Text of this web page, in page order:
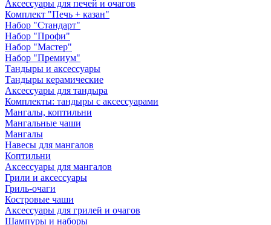
Аксессуары для печей и очагов
Комплект "Печь + казан"
Набор "Стандарт"
Набор "Профи"
Набор "Мастер"
Набор "Премиум"
Тандыры и аксессуары
Тандыры керамические
Аксессуары для тандыра
Комплекты: тандыры с аксессуарами
Мангалы, коптильни
Мангальные чаши
Мангалы
Навесы для мангалов
Коптильни
Аксессуары для мангалов
Грили и аксессуары
Гриль-очаги
Костровые чаши
Аксессуары для грилей и очагов
Шампуры и наборы